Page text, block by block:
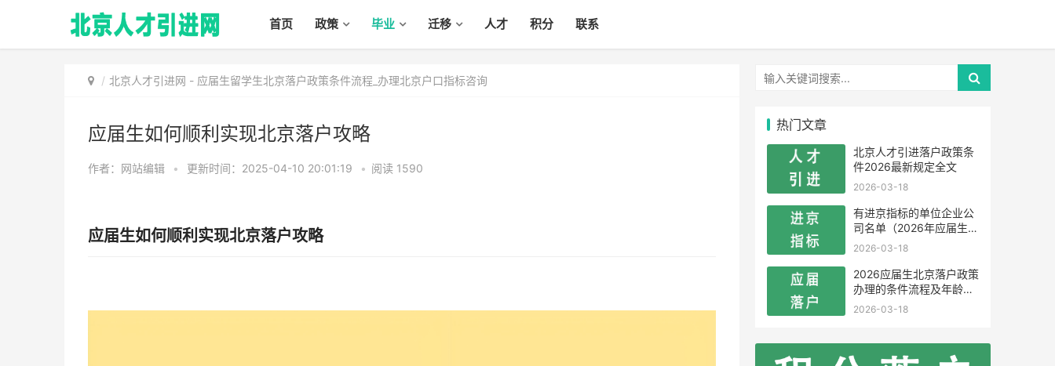
首页 政策 毕业 迁移 人才 积分 联系
北京人才引进网 - 应届生留学生北京落户政策条件流程_办理北京户口指标咨询
应届生如何顺利实现北京落户攻略
作者：网站编辑 • 更新时间：2025-04-10 20:01:19 • 阅读 1590
应届生如何顺利实现北京落户攻略
热门文章
北京人才引进落户政策条
件2026最新规定全文
2026-03-18
有进京指标的单位企业公
司名单（2026年应届生留
学生）
2026-03-18
2026应届生北京落户政策
办理的条件流程及年龄限
制
2026-03-18